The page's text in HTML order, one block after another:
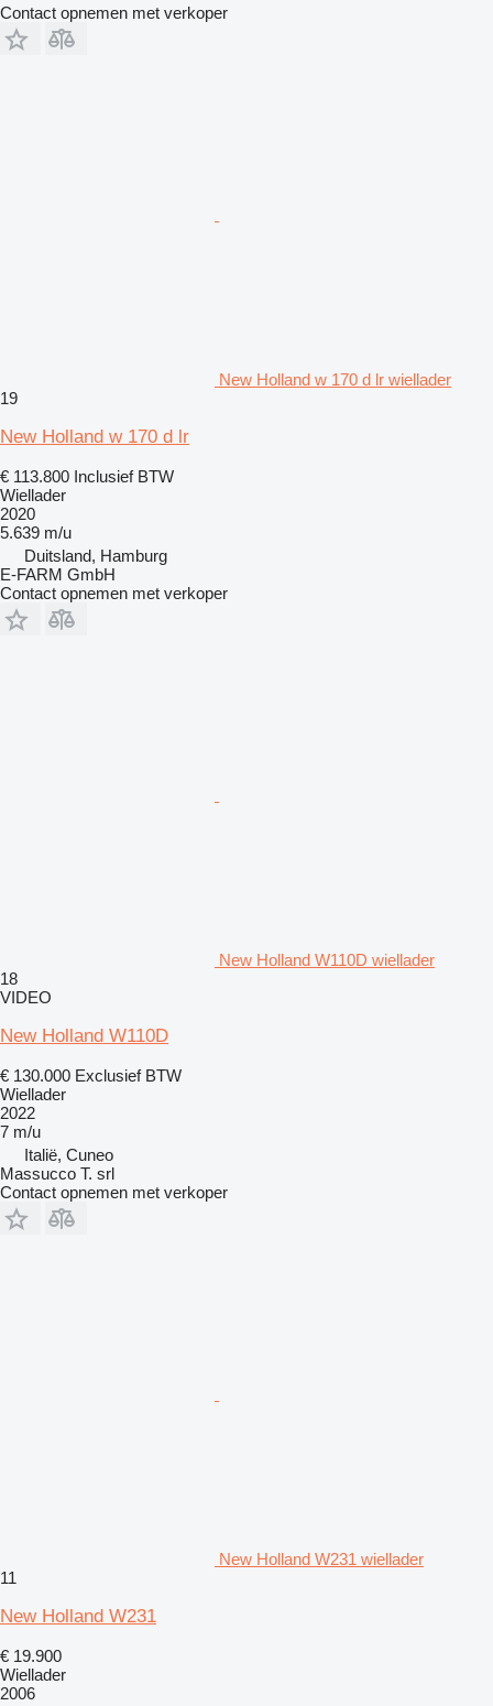
Contact opnemen met verkoper
New Holland w 170 d lr wiellader
19
New Holland w 170 d lr
€ 113.800 Inclusief BTW
Wiellader
2020
5.639 m/u
Duitsland, Hamburg
E-FARM GmbH
Contact opnemen met verkoper
New Holland W110D wiellader
18
VIDEO
New Holland W110D
€ 130.000 Exclusief BTW
Wiellader
2022
7 m/u
Italië, Cuneo
Massucco T. srl
Contact opnemen met verkoper
New Holland W231 wiellader
11
New Holland W231
€ 19.900
Wiellader
2006